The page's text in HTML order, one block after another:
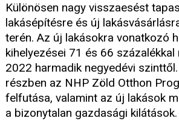
Különösen nagy visszaesést
lakásépítésre és új
terén. Az új lakásokra vonatkozó
kihelyezései 71 és 66 százalékkal
2022 harmadik negyedévi
részben az NHP Zöld Otthon
felfutása, valamint az új lakások
a bizonytalan gazdasági kilátások.